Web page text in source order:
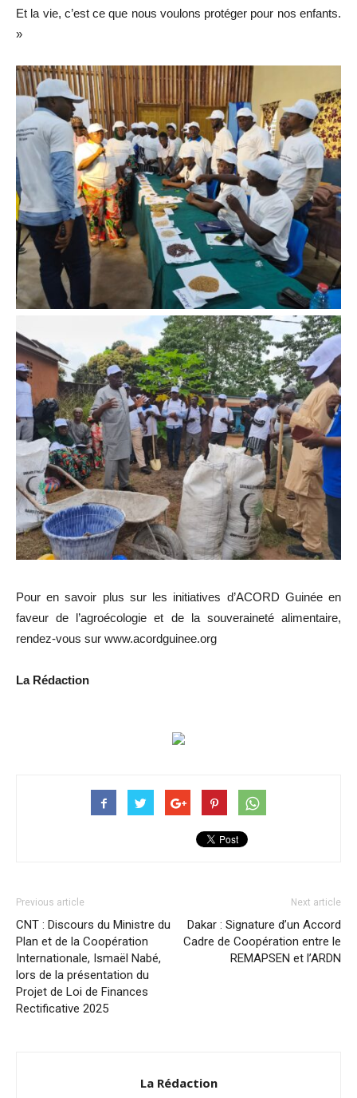
Et la vie, c’est ce que nous voulons protéger pour nos enfants.
»
Pour en savoir plus sur les initiatives d’ACORD Guinée en
faveur de l’agroécologie et de la souveraineté alimentaire,
rendez-vous sur www.acordguinee.org
La Rédaction
Previous article
CNT : Discours du Ministre du
Plan et de la Coopération
Internationale, Ismaël Nabé,
lors de la présentation du
Projet de Loi de Finances
Rectificative 2025
Next article
Dakar : Signature d’un Accord
Cadre de Coopération entre le
REMAPSEN et l’ARDN
La Rédaction